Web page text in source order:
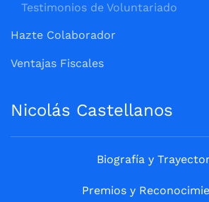
Testimonios de Voluntariado
Hazte Colaborador
Ventajas Fiscales
Nicolás Castellanos
Biografía y
Premios y